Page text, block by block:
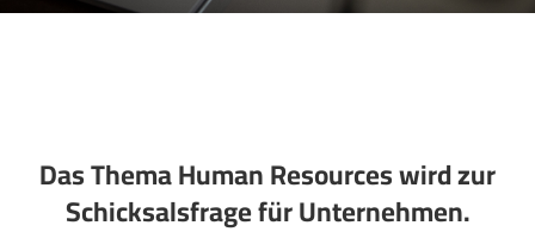
Das Thema Human Resources wird zur
Schicksalsfrage für Unternehmen.